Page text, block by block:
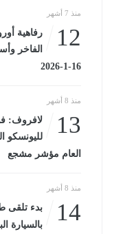
منذ 7 أشهر
12
رفاهية
الفاخر
16-1-2026
منذ 8 أشهر
13
لافروف:
لليونسكو
العام مؤشر مشجع
منذ 8 أشهر
14
بدء تلقى
بالسيارة